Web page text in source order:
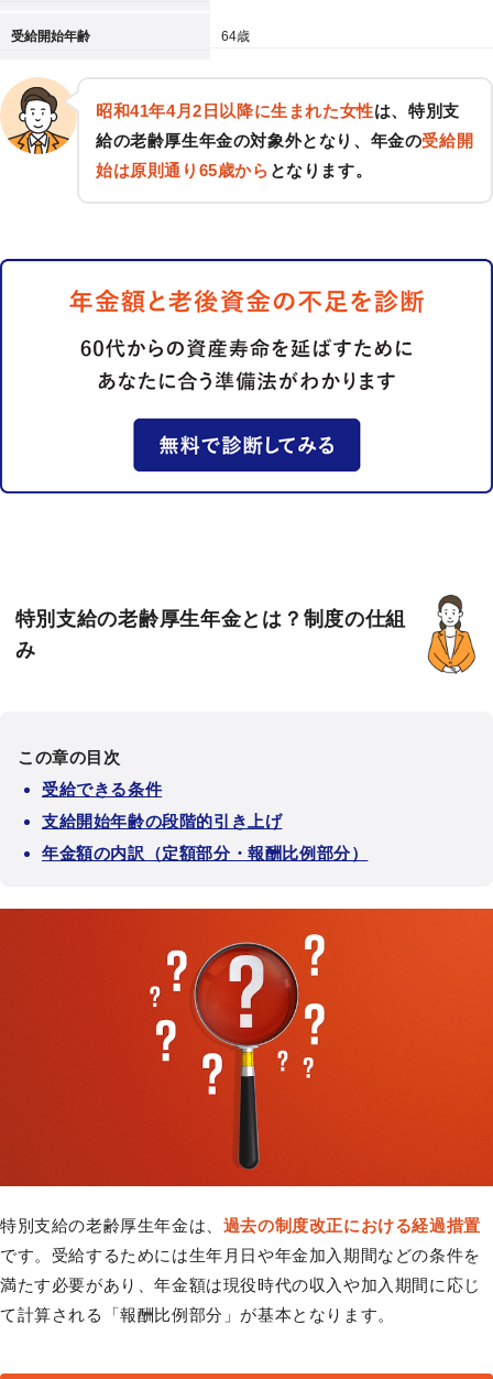
受給開始年齢 64歳
昭和41年4月2日以降に生まれた女性は、特別支
給の老齢厚生年金の対象外となり、年金の受給開
始は原則通り65歳から となります。
特別支給の老齢厚生年金とは？制度の仕組
み
この章の目次
受給できる条件
支給開始年齢の段階的引き上げ
年金額の内訳（定額部分・報酬比例部分）
特別支給の老齢厚生年金は、 過去の制度改正における経過措置
です。受給するためには生年月日や年金加入期間などの条件を
満たす必要があり、年金額は現役時代の収入や加入期間に応じ
て計算される「報酬比例部分」が基本となります。